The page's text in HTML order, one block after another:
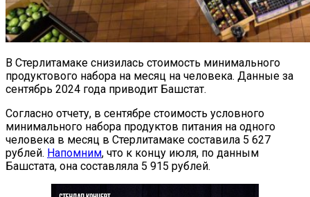
В Стерлитамаке снизилась стоимость минимального
продуктового набора на месяц на человека. Данные за
сентябрь 2024 года приводит Башстат.
Согласно отчету, в сентябре стоимость условного
минимального набора продуктов питания на одного
человека в месяц в Стерлитамаке составила 5 627
рублей. Напомним, что к концу июля, по данным
Башстата, она составляла 5 915 рублей.